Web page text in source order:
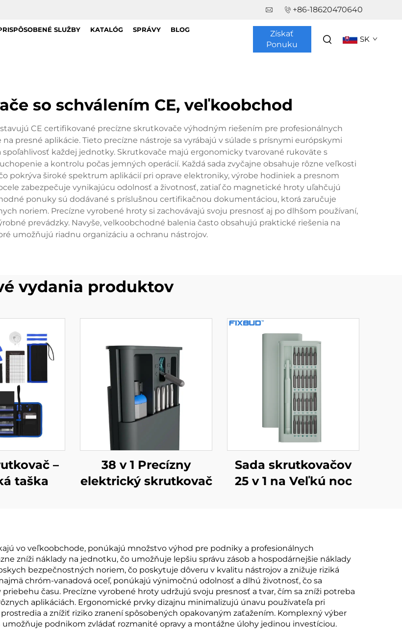
+86-18620470640
SLUŽBY KATALÓG SPRÁVY BLOG
Získať
Ponuku
SK
so schválením CE, veľkoobchod
CE certifikované precízne skrutkovače výhodným riešením pre profesionálnych
presné aplikácie. Tieto precízne nástroje sa vyrábajú v súlade s prísnymi európskymi
každej jednotky. Skrutkovače majú ergonomicky tvarované rukoväte s
a kontrolu počas jemných operácií. Každá sada zvyčajne obsahuje rôzne veľkosti
pokrýva široké spektrum aplikácií pri oprave elektroniky, výrobe hodiniek a presnom
zabezpečuje vynikajúcu odolnosť a životnosť, zatiaľ čo magnetické hroty uľahčujú
ponuky sú dodávané s príslušnou certifikačnou dokumentáciou, ktorá zaručuje
noriem. Precízne vyrobené hroty si zachovávajú svoju presnosť aj po dlhšom používaní,
prevádzky. Navyše, velkoobchodné balenia často obsahujú praktické riešenia na
umožňujú riadnu organizáciu a ochranu nástrojov.
vydania produktov
–
taška
38 v 1 Precízny
elektrický skrutkovač
Sada skrutkovačov
25 v 1 na Veľkú noc
vo veľkoobchode, ponúkajú množstvo výhod pre podniky a profesionálnych
zníži náklady na jednotku, čo umožňuje lepšiu správu zásob a hospodárnejšie náklady
bezpečnostných noriem, čo poskytuje dôveru v kvalitu nástrojov a znižuje riziká
chróm-vanadová oceľ, ponúkajú výnimočnú odolnosť a dlhú životnosť, čo sa
času. Precízne vyrobené hroty udržujú svoju presnosť a tvar, čím sa zníži potreba
aplikáciách. Ergonomické prvky dizajnu minimalizujú únavu používateľa pri
a znížiť riziko zranení spôsobených opakovaným zaťažením. Komplexný výber
podnikom zvládať rozmanité opravy a montážne úlohy jedinou investíciou.